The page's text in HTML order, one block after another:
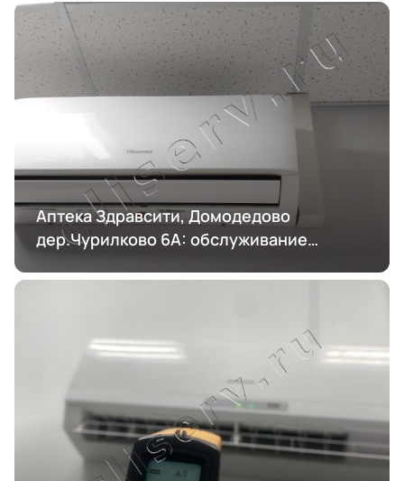
Аптека Здравсити, Домодедово
дер.Чурилково 6А: обслуживание